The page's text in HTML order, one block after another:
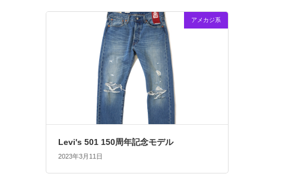
アメカジ系
Levi's 501 150周年記念モデル
2023年3月11日